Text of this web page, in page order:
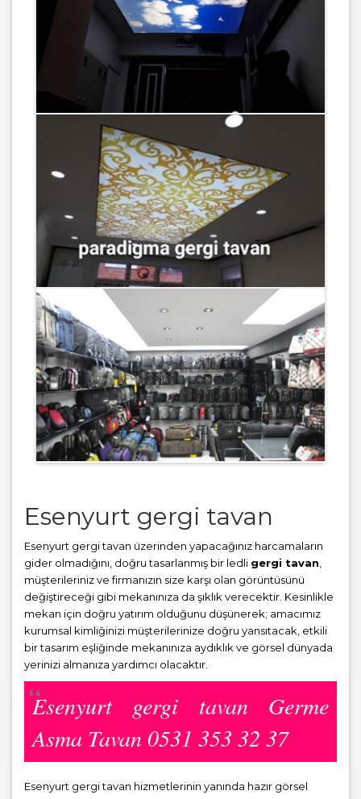
Esenyurt gergi tavan
Esenyurt gergi tavan üzerinden yapacağınız harcamaların
gider olmadığını, doğru tasarlanmış bir ledli gergi tavan
müşterileriniz ve firmanızın size karşı olan görüntüsünü
değiştireceği gibi mekanınıza da şıklık verecektir. Kesinlikle
mekan için doğru yatırım olduğunu düşünerek; amacımız
kurumsal kimliğinizi müşterilerinize doğru yansıtacak, etkili
bir tasarım eşliğinde mekanınıza aydıklık ve görsel dünyada
yerinizi almanıza yardımcı olacaktır.
Esenyurt gergi tavan Germe
Asma Tavan 0531 353 32 37
Esenyurt gergi tavan hizmetlerinin yanında hazır görsel